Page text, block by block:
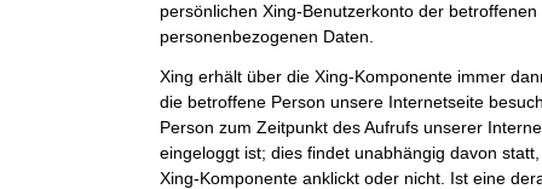
persönlichen Xing-Benutzerkonto der
personenbezogenen Daten.
Xing erhält über die Xing-Komponente immer
die betroffene Person unsere Internetseite
Person zum Zeitpunkt des Aufrufs unserer
eingeloggt ist; dies findet unabhängig davon
Xing-Komponente anklickt oder nicht. Ist eine